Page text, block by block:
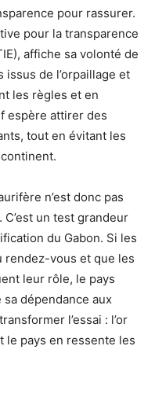
pour rassurer.
pour la transparence
affiche sa volonté de
de l’orpaillage et
les règles et en
espère attirer des
tout en évitant les
n’est donc pas
un test grandeur
du Gabon. Si les
rendez-vous et que les
leur rôle, le pays
dépendance aux
l’essai : l’or
le pays en ressente les